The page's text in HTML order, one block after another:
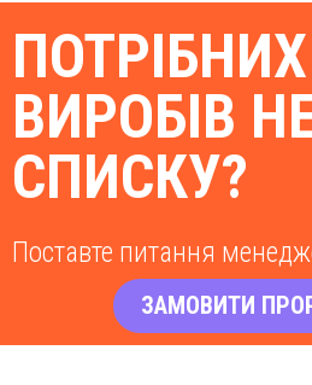
ПОТРІБНИХ
ВИРОБІВ
СПИСКУ?
Поставте питання
ЗАМОВИТИ